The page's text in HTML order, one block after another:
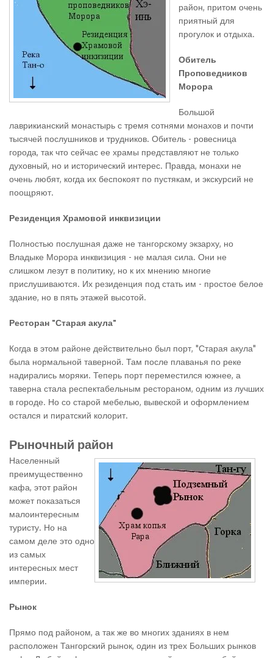
район, притом очень
приятный для
прогулок и отдыха.
Обитель
Проповедников
Морора
Большой
лаврикианский монастырь с тремя сотнями монахов и почти
тысячей послушников и трудников. Обитель - ровесница
города, так что сейчас ее храмы представляют не только
духовный, но и исторический интерес. Правда, монахи не
очень любят, когда их беспокоят по пустякам, и экскурсий не
поощряют.
Резиденция Храмовой инквизиции
Полностью послушная даже не тангорскому экзарху, но
Владыке Морора инквизиция - не малая сила. Они не
слишком лезут в политику, но к их мнению многие
прислушиваются. Их резиденция под стать им - простое белое
здание, но в пять этажей высотой.
Ресторан "Старая акула"
Когда в этом районе действительно был порт, "Старая акула"
была нормальной таверной. Там после плаванья по реке
надирались моряки. Теперь порт переместился южнее, а
таверна стала респектабельным рестораном, одним из лучших
в городе. Но со старой мебелью, вывеской и оформлением
остался и пиратский колорит.
Рыночный район
Населенный
преимущественно
кафа, этот район
может показаться
малоинтересным
туристу. Но на
самом деле это одно
из самых
интересных мест
империи.
Рынок
Прямо под районом, а так же во многих зданиях в нем
расположен Тангорский рынок, один из трех Больших рынков